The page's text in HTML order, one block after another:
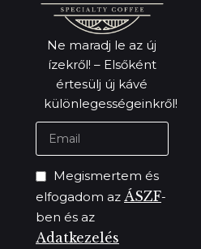
Ne maradj le az új
ízekről! – Elsőként
értesülj új kávé
különlegességeinkről!
Megismertem és
elfogadom az ÁSZF-
ben és az
Adatkezelés